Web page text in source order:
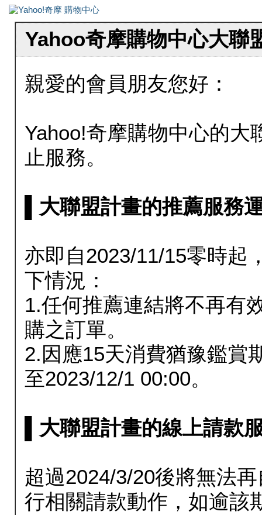
Yahoo奇摩購物中心大聯
親愛的會員朋友您好：
Yahoo!奇摩購物中心的大
止服務。
▌大聯盟計畫的推薦服務
亦即自2023/11/15零時起
下情況：
1.任何推薦連結將不再有
購之訂單。
2.因應15天消費猶豫鑑賞
至2023/12/1 00:00。
▌大聯盟計畫的線上請款
超過2024/3/20後將無法
行相關請款動作，如逾該